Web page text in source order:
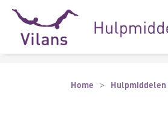
Naar hoofdinhoud
Naar footer
Home Hulpmiddelen